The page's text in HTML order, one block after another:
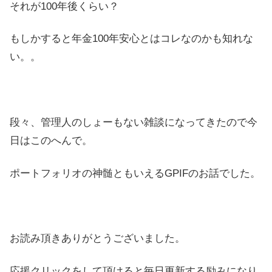
それが100年後くらい？
もしかすると年金100年安心とはコレなのかも知れな
い。。
段々、管理人のしょーもない雑談になってきたので今
日はこのへんで。
ポートフォリオの神髄ともいえるGPIFのお話でした。
お読み頂きありがとうございました。